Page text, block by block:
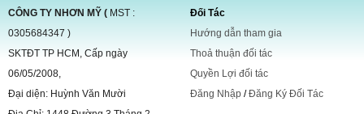
CÔNG TY NHƠN MỸ ( MST :
0305684347 )
SKTĐT TP HCM, Cấp ngày
06/05/2008,
Đại diện: Huỳnh Văn Mười
Đối Tác
Hướng dẫn tham gia
Thoả thuận đối tác
Quyền Lợi đối tác
Đăng Nhập /Đăng Ký Đối Tác